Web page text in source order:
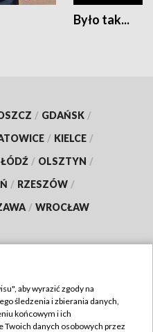
Było tak...
/ GDAŃSK /
/ KIELCE /
ŁÓDŹ / OLSZTYN /
/ RZESZÓW /
/ WROCŁAW
aby wyrazić zgody na
śledzenia i zbierania danych,
końcowym i ich
danych osobowych przez